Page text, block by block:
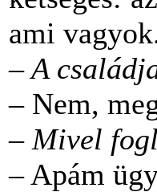
ami
– A
– Nem,
– Mivel
– Apám